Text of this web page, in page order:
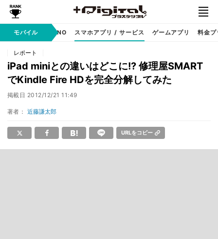
モバイル
携帯キャリア MVNO スマホアプリ / サービス ゲームアプリ 料金プ
レポート
iPad miniとの違いはどこに!? 修理屋SMART
でKindle Fire HDを完全分解してみた
掲載日 2012/12/21 11:49
著者： 近藤謙太郎
URLをコピー